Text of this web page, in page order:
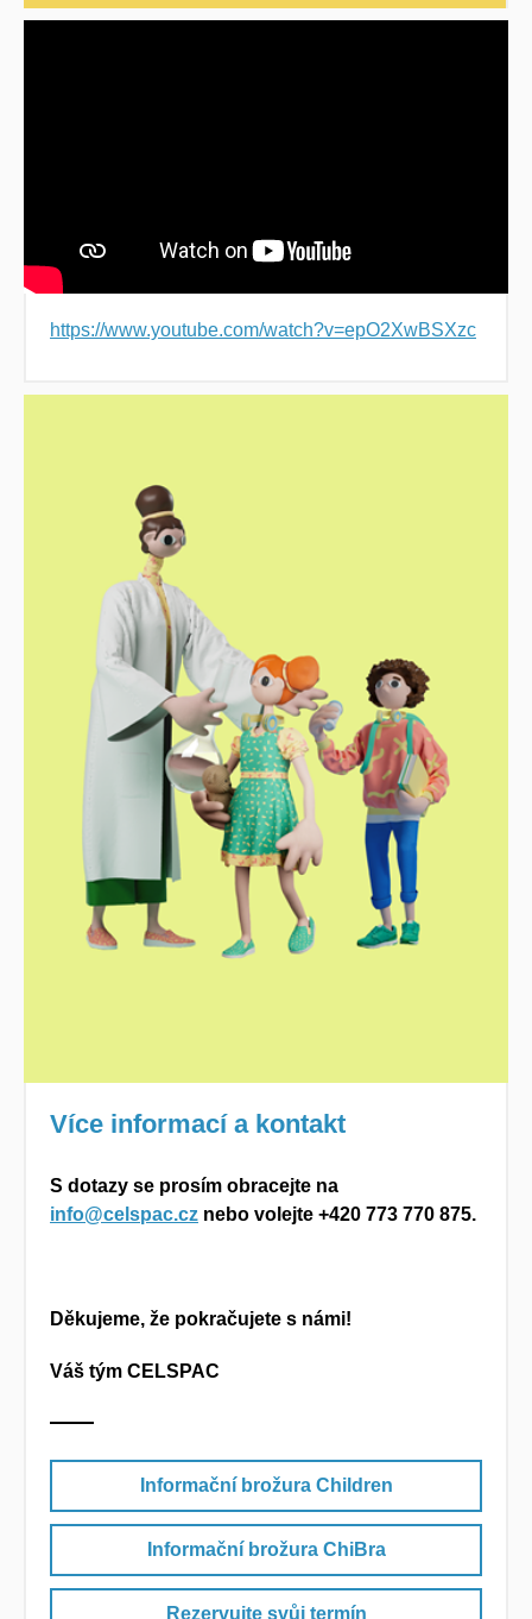
https://www.youtube.com/watch?v=epO2XwBSXzc
Více informací a kontakt
S dotazy se prosím obracejte na
info@celspac.cz nebo volejte +420 773 770 875.
Děkujeme, že pokračujete s námi!
Váš tým CELSPAC
Informační brožura Children
Informační brožura ChiBra
Rezervujte svůj termín